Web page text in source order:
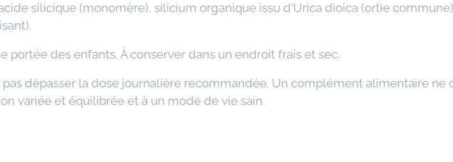
silicique (monomère), silicium organique issu d'Urica dioica (ortie
portée des enfants. À conserver dans un endroit frais et sec.
pas dépasser la dose journalière recommandée. Un complément alimentaire ne
variée et équilibrée et à un mode de vie sain.